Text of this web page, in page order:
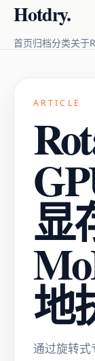
Hotdry.
首页归档分类关于
ARTICLE
显
地
通过旋转式